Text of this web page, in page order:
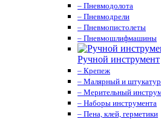
– Пневмодолота
– Пневмодрели
– Пневмопистолеты
– Пневмошлифмашины
Ручной инструмент
– Крепеж
– Малярный и
– Мерительный
– Наборы инструмента
– Пена, клей, герметики